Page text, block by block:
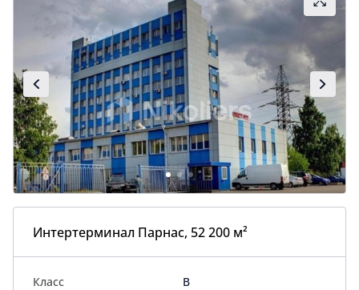
Интертерминал Парнас, 52 200 м²
Класс
B